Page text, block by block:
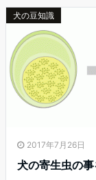
犬の豆知識
2017年7月26日
犬の寄生虫の